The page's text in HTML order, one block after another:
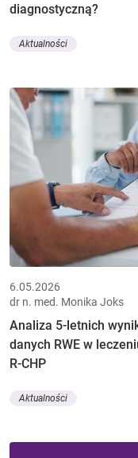
diagnostyczną?
Aktualności
6.05.2026
dr n. med. Monika Joks
Analiza 5-letnich
danych RWE w
R-CHP
Aktualności